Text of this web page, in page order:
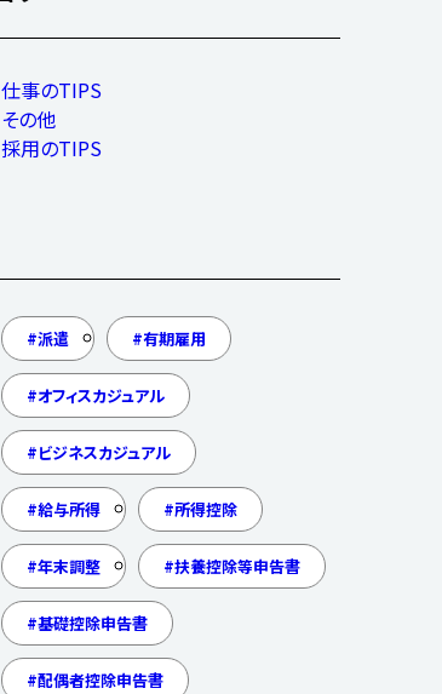
仕事のTIPS
その他
採用のTIPS
派遣 有期雇用
オフィスカジュアル
ビジネスカジュアル
給与所得 所得控除
年末調整 扶養控除等申告書
基礎控除申告書
配偶者控除申告書